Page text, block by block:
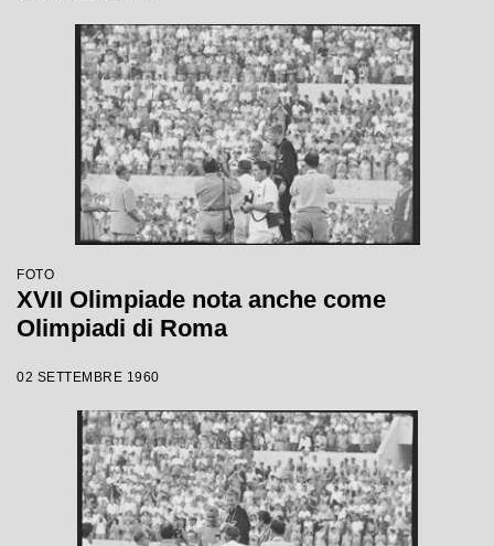
FOTO
XVII Olimpiade nota anche come
Olimpiadi di Roma
02 SETTEMBRE 1960